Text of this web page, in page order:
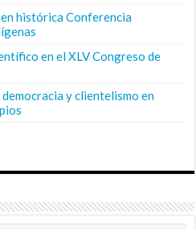
histórica Conferencia
en el XLV Congreso de
y clientelismo en